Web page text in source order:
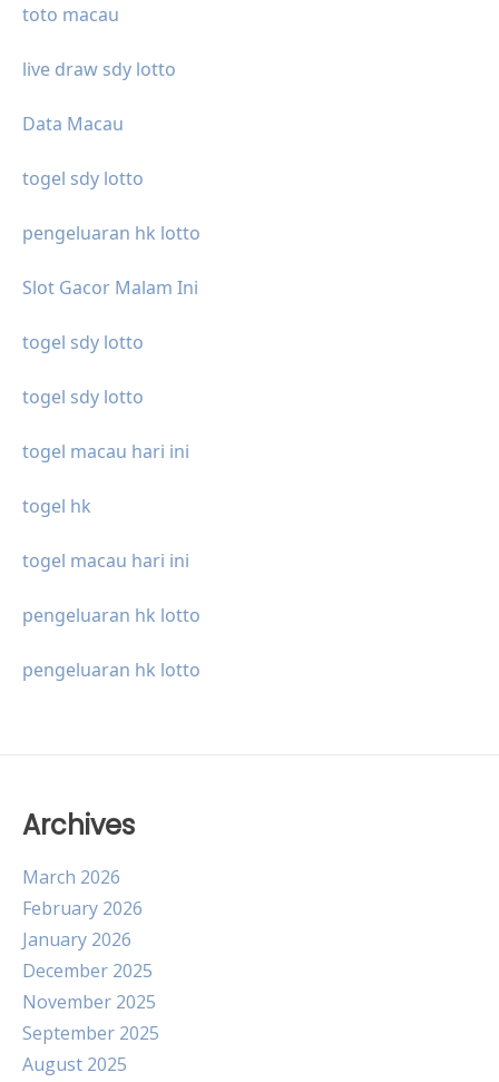
toto macau
live draw sdy lotto
Data Macau
togel sdy lotto
pengeluaran hk lotto
Slot Gacor Malam Ini
togel sdy lotto
togel sdy lotto
togel macau hari ini
togel hk
togel macau hari ini
pengeluaran hk lotto
pengeluaran hk lotto
Archives
March 2026
February 2026
January 2026
December 2025
November 2025
September 2025
August 2025